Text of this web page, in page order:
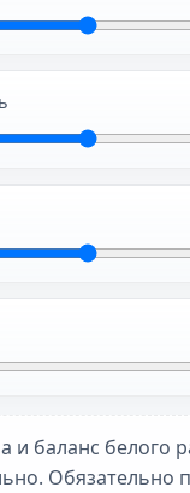
и баланс белого
Обязательно